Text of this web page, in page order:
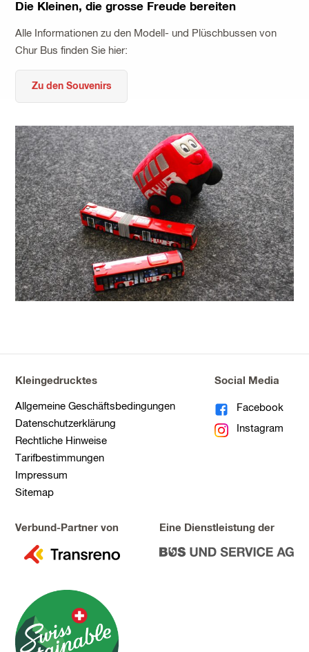
Die Kleinen, die grosse Freude bereiten
Alle Informationen zu den Modell- und Plüschbussen von
Chur Bus finden Sie hier:
Zu den Souvenirs
Kleingedrucktes
Allgemeine Geschäftsbedingungen
Datenschutzerklärung
Rechtliche Hinweise
Tarifbestimmungen
Impressum
Sitemap
Social Media
Facebook
Instagram
Verbund-Partner von
zu
Eine Dienstleistung der
zu